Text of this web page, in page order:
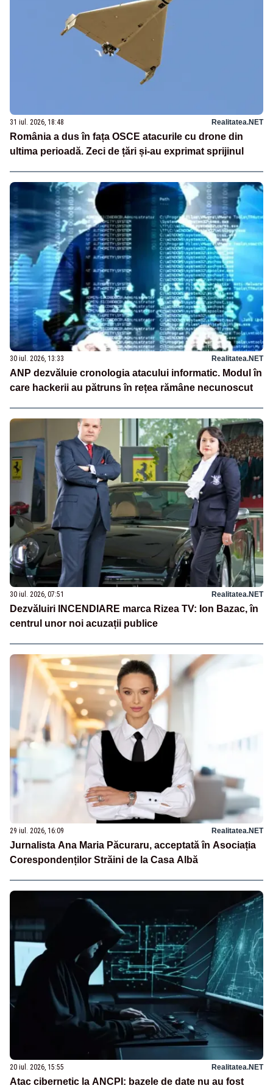
31 iul. 2026, 18:48 Realitatea.NET
România a dus în fața OSCE atacurile cu drone din
ultima perioadă. Zeci de țări și-au exprimat sprijinul
30 iul. 2026, 13:33 Realitatea.NET
ANP dezvăluie cronologia atacului informatic. Modul în
care hackerii au pătruns în rețea rămâne necunoscut
30 iul. 2026, 07:51 Realitatea.NET
Dezvăluiri INCENDIARE marca Rizea TV: Ion Bazac, în
centrul unor noi acuzații publice
29 iul. 2026, 16:09 Realitatea.NET
Jurnalista Ana Maria Păcuraru, acceptată în Asociația
Corespondenților Străini de la Casa Albă
20 iul. 2026, 15:55 Realitatea.NET
Atac cibernetic la ANCPI: bazele de date nu au fost